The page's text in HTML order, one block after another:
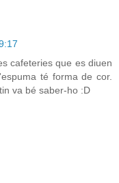
cafeteries que es diuen
té forma de cor.
va bé saber-ho :D